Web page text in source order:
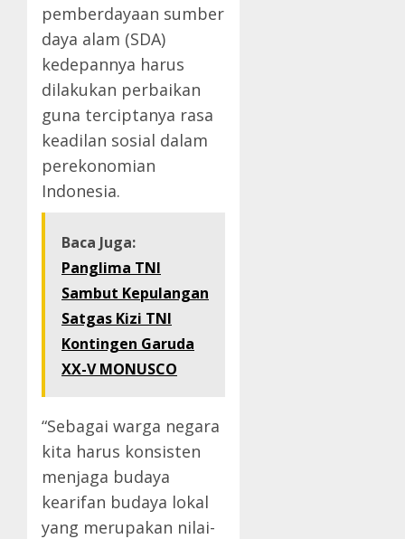
pemberdayaan sumber
daya alam (SDA)
kedepannya harus
dilakukan perbaikan
guna terciptanya rasa
keadilan sosial dalam
perekonomian
Indonesia.
Baca Juga:
Panglima TNI
Sambut Kepulangan
Satgas Kizi TNI
Kontingen Garuda
XX-V MONUSCO
“Sebagai warga negara
kita harus konsisten
menjaga budaya
kearifan budaya lokal
yang merupakan nilai-